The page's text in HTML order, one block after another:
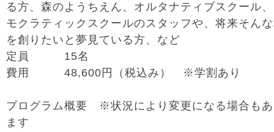
る方、森のようちえん、オルタナティブスクール
モクラティックスクールのスタッフや、将来そん
を創りたいと夢見ている方、など
定員 15名
費用 48,600円（税込み） ※学割あり
プログラム概要 ※状況により変更になる場合も
ます